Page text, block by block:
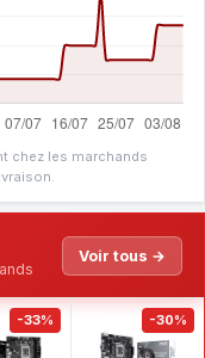
chez les marchands
Voir tous →
-33% -30%